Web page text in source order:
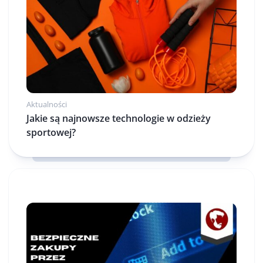
Aktualności
Jakie są najnowsze technologie w odzieży
sportowej?